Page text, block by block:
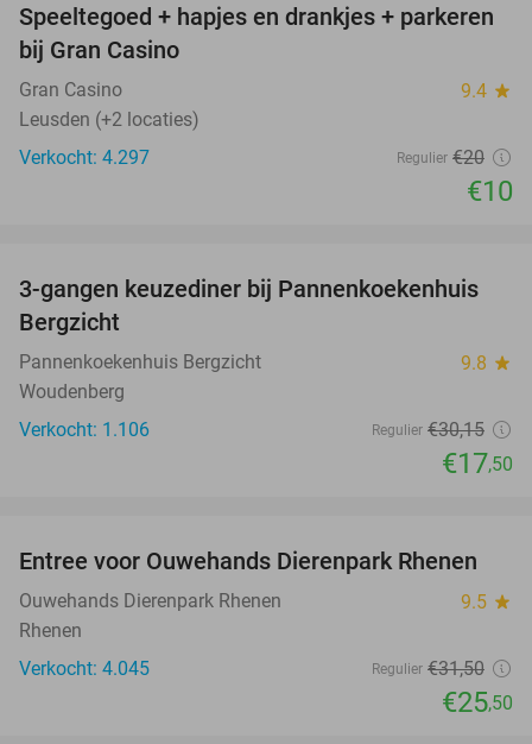
50%
Speeltegoed + hapjes en drankjes + parkeren
bij Gran Casino
Gran Casino 9.4 star
Leusden (+2 locaties)
Verkocht: 4.297
Regulier €20
€10
42%
3-gangen keuzediner bij Pannenkoekenhuis
Bergzicht
Pannenkoekenhuis Bergzicht 9.8 star
Woudenberg
Verkocht: 1.106
Regulier €30,15
€17,50
19%
Entree voor Ouwehands Dierenpark Rhenen
Ouwehands Dierenpark Rhenen 9.5 star
Rhenen
Verkocht: 4.045
Regulier €31,50
€25,50